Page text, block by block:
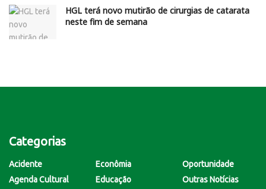
HGL terá novo mutirão de cirurgias de catarata
neste fim de semana
Categorias
Acidente
Agenda Cultural
Econômia
Educação
Oportunidade
Outras Notícias